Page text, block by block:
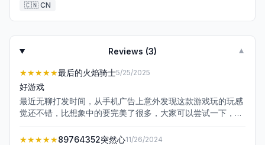
🇨🇳 CN
Reviews (3) ▼
★★★★★最后的火焰骑士5/25/2025
好游戏
最近无聊打发时间，从手机广告上意外发现这款游戏玩的玩感
觉还不错，比想象中的要完美了很多，大家可以尝试一下，当
后悔没有早一点发现这款小游戏。
★★★★★89764352突然心11/26/2024